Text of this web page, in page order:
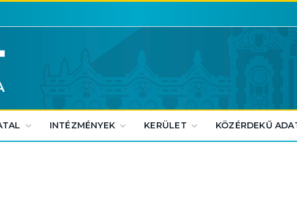
INTÉZMÉNYEK KERÜLET KÖZÉRDEKŰ